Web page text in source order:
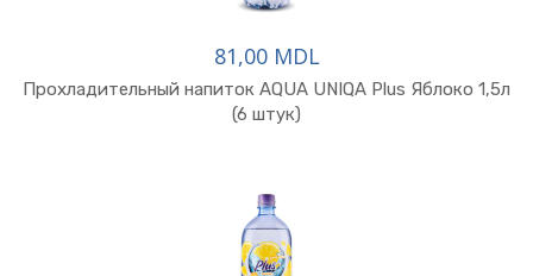
81,00 MDL
Прохладительный напиток AQUA UNIQA Plus Яблоко 1,5л
(6 штук)